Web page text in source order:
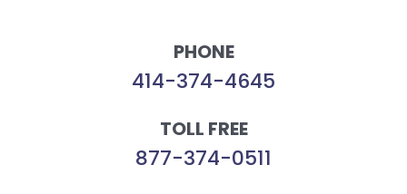
PHONE
414-374-4645
TOLL FREE
877-374-0511